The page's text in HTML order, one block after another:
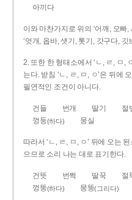
아끼다
이와 마찬가지로 위의 ‘어깨, 오빠
‘엇개, 옵바, 샛기, 톳기, 갓구다,
2. 또한 한 형태소에서 ‘ㄴ, ㄹ, ㅁ,
는다. 받침 ‘ㄴ, ㄹ, ㅁ, ㅇ’은 뒤에
필연적인 조건이 아니다.
건들 번개 딸기 절
껑둥(하다) 뭉실
따라서 ‘ㄴ, ㄹ, ㅁ, ㅇ’ 뒤에 오는
으므로 소리 나는 대로 표기한다.
건뜻 번쩍 딸꾹 절
껑뚱(하다) 뭉뚱(그리다)